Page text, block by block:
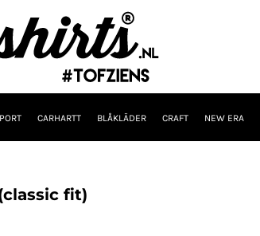
CARHARTT BLÅKLÄDER CRAFT NEW ERA
fit)